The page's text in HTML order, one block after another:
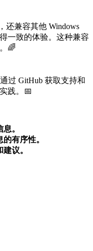
还兼容其他 Windows
一致的体验。这种兼容
🌈
过 GitHub 获取支持和
践。📅
。
有序性。
议。